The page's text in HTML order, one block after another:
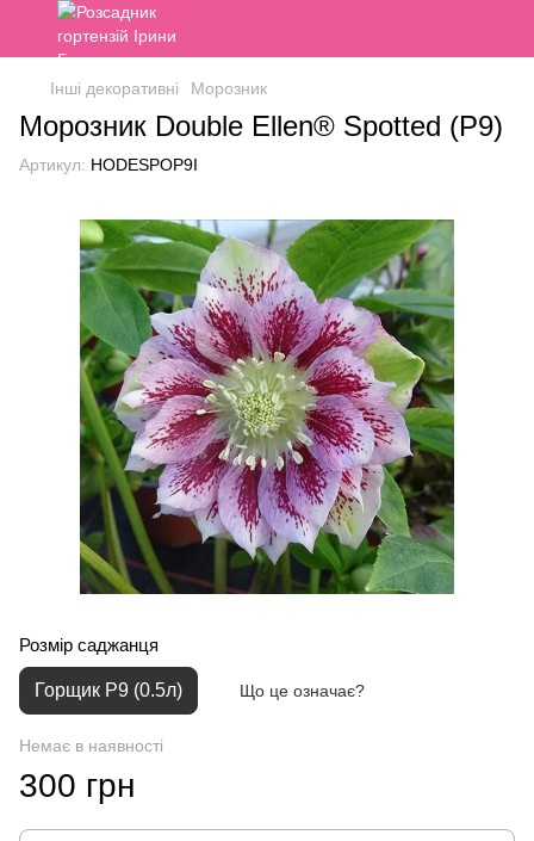
Інші декоративні Морозник
Морозник Double Ellen® Spotted (P9)
Артикул: HODESPOP9I
Розмір саджанця
Горщик P9 (0.5л) Що це означає?
Немає в наявності
300 грн